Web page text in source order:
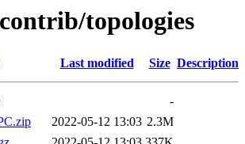
topologies
Last modified Size Description
-
2022-05-12 13:03 2.3M